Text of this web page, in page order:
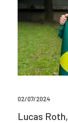
02/07/2024
Lucas